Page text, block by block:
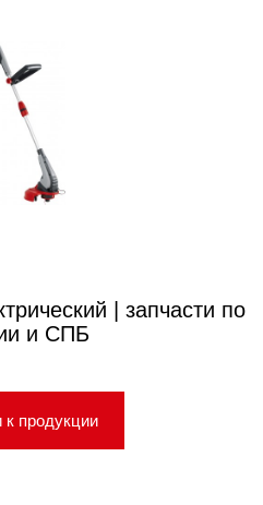
| запчасти по
и СПБ
к продукции